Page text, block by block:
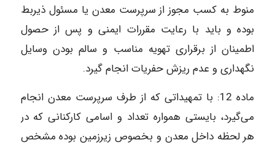
منوط به کسب مجوز از سرپرست معدن یا مسئول ذیربط
بوده و باید با رعایت مقررات ایمنی و پس از حصول
اطمینان از برقراری تهویه مناسب و سالم بودن وسایل
نگهداری و عدم ریزش حفریات انجام گیرد.
ماده‌ 12: با تمهیداتی که از طرف سرپرست معدن انجام
می‌گیرد، بایستی همواره تعداد و اسامی کارکنانی که در
هر لحظه داخل معدن و بخصوص زیرزمین بوده مشخص